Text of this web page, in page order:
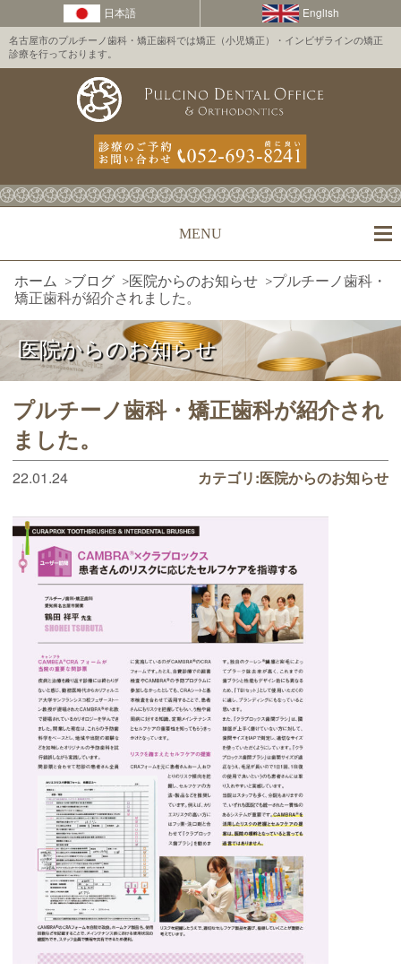
名古屋市のプルチーノ歯科・矯正歯科では矯正（小児矯正）・インビザラインの矯正
診療を行っております。
MENU
ホーム >ブログ >医院からのお知らせ >プルチーノ歯科・
矯正歯科が紹介されました。
医院からのお知らせ
プルチーノ歯科・矯正歯科が紹介され
ました。
22.01.24 カテゴリ:医院からのお知らせ